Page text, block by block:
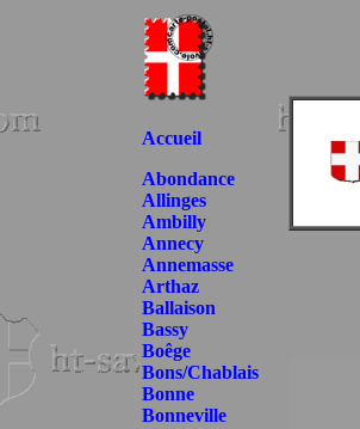
Accueil
Abondance
Allinges
Ambilly
Annecy
Annemasse
Arthaz
Ballaison
Bassy
Boêge
Bons/Chablais
Bonne
Bonneville